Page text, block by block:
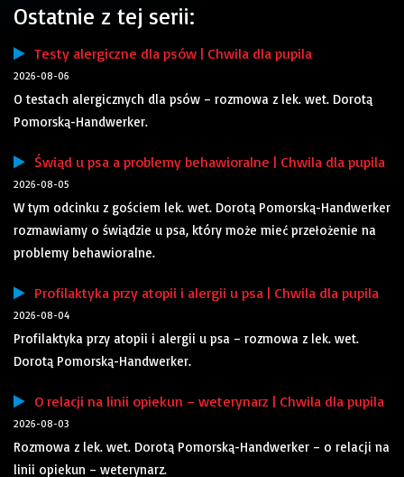
Ostatnie z tej serii:
Testy alergiczne dla psów | Chwila dla pupila
2026-08-06
O testach alergicznych dla psów – rozmowa z lek. wet. Dorotą
Pomorską-Handwerker.
Świąd u psa a problemy behawioralne | Chwila dla pupila
2026-08-05
W tym odcinku z gościem lek. wet. Dorotą Pomorską-Handwerker
rozmawiamy o świądzie u psa, który może mieć przełożenie na
problemy behawioralne.
Profilaktyka przy atopii i alergii u psa | Chwila dla pupila
2026-08-04
Profilaktyka przy atopii i alergii u psa – rozmowa z lek. wet.
Dorotą Pomorską-Handwerker.
O relacji na linii opiekun – weterynarz | Chwila dla pupila
2026-08-03
Rozmowa z lek. wet. Dorotą Pomorską-Handwerker – o relacji na
linii opiekun – weterynarz.